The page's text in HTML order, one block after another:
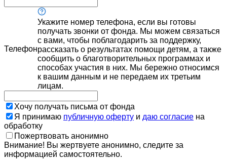
Телефон
Укажите номер телефона, если вы готовы
получать звонки от фонда. Мы можем связаться
с вами, чтобы поблагодарить за поддержку,
рассказать о результатах помощи детям, а также
сообщить о благотворительных программах и
способах участия в них. Мы бережно относимся
к вашим данным и не передаем их третьим
лицам.
Хочу получать письма от фонда
Я принимаю публичную оферту и даю согласие на
обработку
Пожертвовать анонимно
Внимание! Вы жертвуете анонимно, следите за
информацией самостоятельно.